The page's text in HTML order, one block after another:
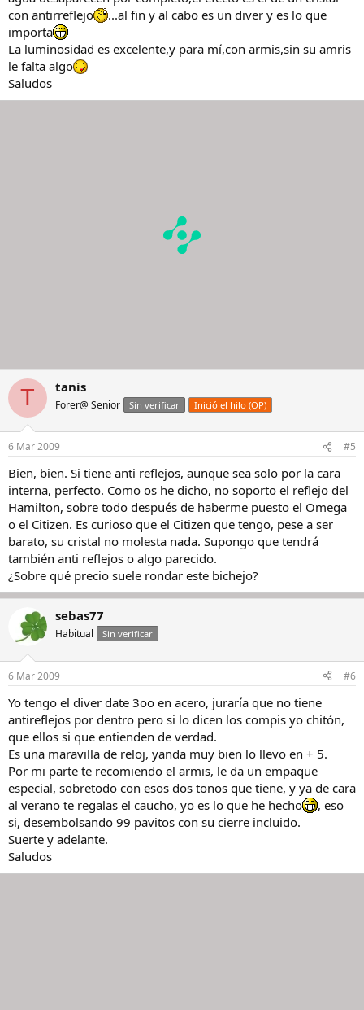
con antirreflejo
...al fin y al cabo es un diver y es lo que
importa
La luminosidad es excelente,y para mí,con armis,sin su amris
le falta algo
Saludos
T tanis
Forer@ Senior Sin verificar Inició el hilo (OP)
6 Mar 2009 #5
Bien, bien. Si tiene anti reflejos, aunque sea solo por la cara
interna, perfecto. Como os he dicho, no soporto el reflejo del
Hamilton, sobre todo después de haberme puesto el Omega
o el Citizen. Es curioso que el Citizen que tengo, pese a ser
barato, su cristal no molesta nada. Supongo que tendrá
también anti reflejos o algo parecido.
¿Sobre qué precio suele rondar este bichejo?
sebas77
Habitual Sin verificar
6 Mar 2009 #6
Yo tengo el diver date 3oo en acero, juraría que no tiene
antireflejos por dentro pero si lo dicen los compis yo chitón,
que ellos si que entienden de verdad.
Es una maravilla de reloj, yanda muy bien lo llevo en + 5.
Por mi parte te recomiendo el armis, le da un empaque
especial, sobretodo con esos dos tonos que tiene, y ya de cara
al verano te regalas el caucho, yo es lo que he hecho
, eso
si, desembolsando 99 pavitos con su cierre incluido.
Suerte y adelante.
Saludos